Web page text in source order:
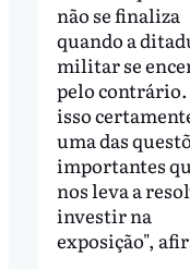
não se finaliza
quando a
militar se
pelo contrário.
isso
uma das
importantes
nos leva a
investir na
exposição",